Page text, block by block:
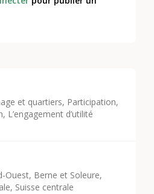
et quartiers, Participation,
, L’engagement d’utilité
Ouest, Berne et Soleure,
Suisse centrale